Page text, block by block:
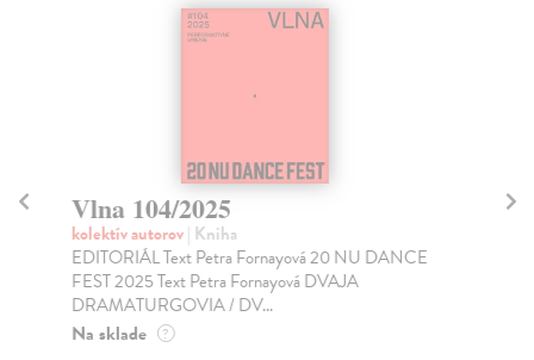
Vlna 104/2025
kolektív autorov| Kniha
EDITORIÁL Text Petra Fornayová 20 NU DANCE
FEST 2025 Text Petra Fornayová DVAJA
DRAMATURGOVIA / DV...
Na sklade ?